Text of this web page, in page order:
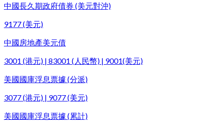
中國長久期政府債券 (美元對沖)
9177 (美元)
中國房地產美元債
3001 (港元) | 83001 (人民幣) | 9001(美元)
美國國庫浮息票據 (分派)
3077 (港元) | 9077 (美元)
美國國庫浮息票據 (累計)